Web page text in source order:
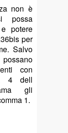
non è
possa
potere
per
Salvo
con
4 dell
gli
1.